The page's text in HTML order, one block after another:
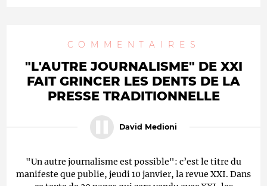
COMMENTAIRES
"L'AUTRE JOURNALISME" DE XXI
FAIT GRINCER LES DENTS DE LA
PRESSE TRADITIONNELLE
David Medioni
"Un autre journalisme est possible": c’est le titre du
manifeste que publie, jeudi 10 janvier, la revue XXI. Dans